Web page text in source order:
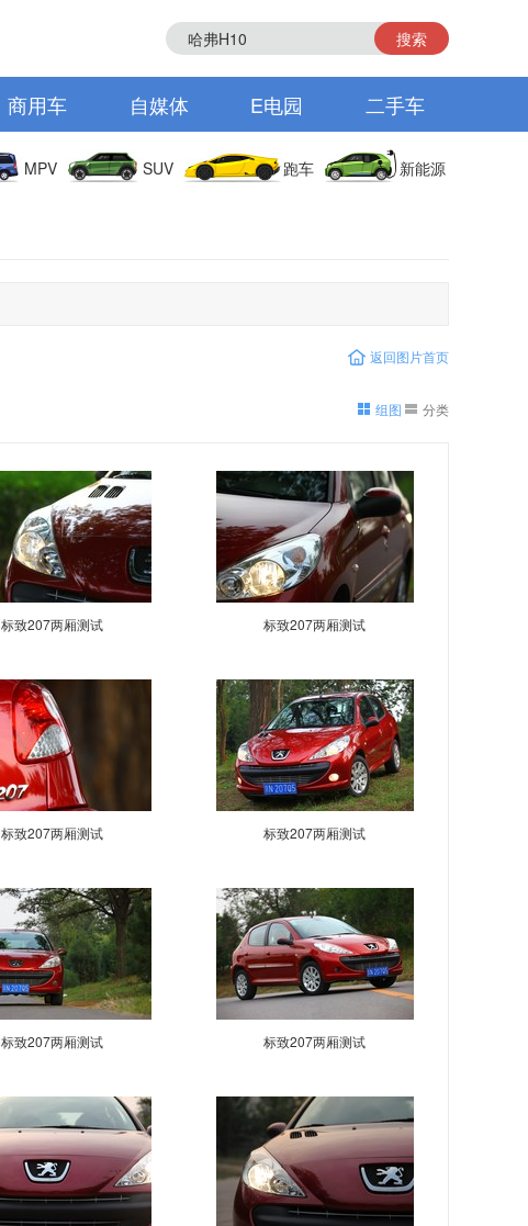
搜索
商用车 自媒体 E电园 二手车
MPV SUV 跑车 新能源
返回图片首页
组图 分类
标致207两厢测试 标致207两厢测试
标致207两厢测试 标致207两厢测试
标致207两厢测试 标致207两厢测试